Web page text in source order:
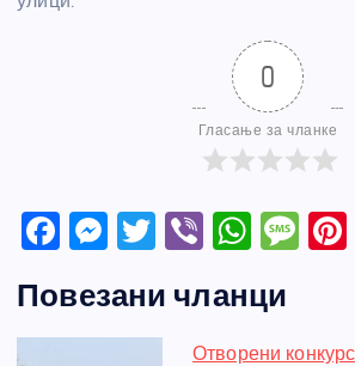
0
Гласање за чланке
F
c
e
M
ss
e
T
itt
er
Vi
er
W
at
s
M
a
Повезани чланци
Отворени